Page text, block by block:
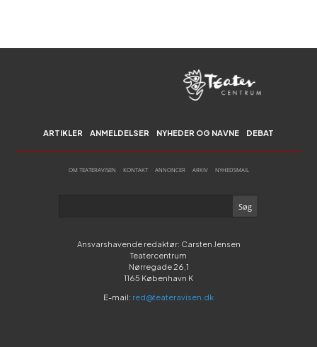
ARTIKLER ANMELDELSER NYHEDER OG NAVNE DEBAT
OM TEATERAVISEN KONTAKT ANNONCER ARKIV NYHEDSMAIL
Ansvarshavende redaktør: Carsten Jensen
Teatercentrum
Nørregade 26,1
1165 København K
E-mail: red@teateravisen.dk